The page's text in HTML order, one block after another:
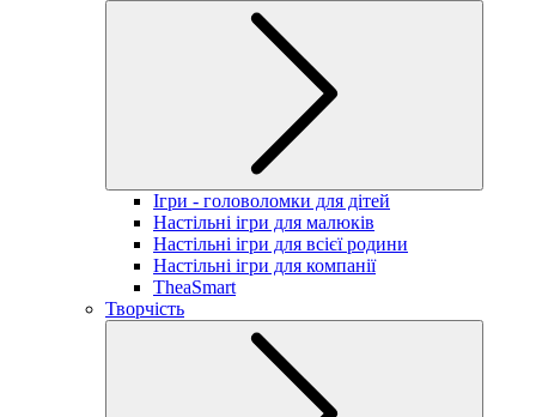
Ігри - головоломки для дітей
Настільні ігри для малюків
Настільні ігри для всієї родини
Настільні ігри для компанії
TheaSmart
Творчість